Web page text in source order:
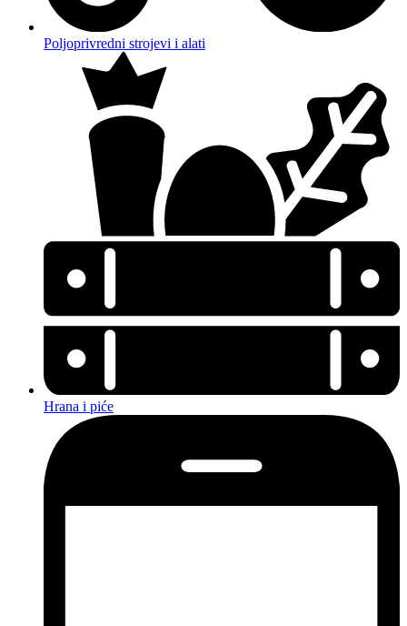
Poljoprivredni strojevi i alati
Hrana i piće